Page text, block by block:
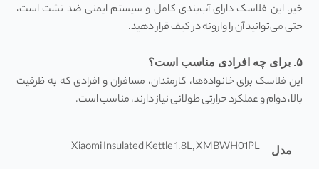
خیر. این فلاسک دارای آب‌بندی کامل و سیستم ایمنی ضد نشت است،
حتی می‌توانید آن را وارونه در کیف قرار دهید.
۵. برای چه افرادی مناسب است؟
این فلاسک برای خانواده‌ها، کارمندان، مسافران و افرادی که به ظرفیت
بالا، دوام و عملکرد حرارتی طولانی نیاز دارند، مناسب است.
مدل Xiaomi Insulated Kettle 1.8L, XMBWH01PL